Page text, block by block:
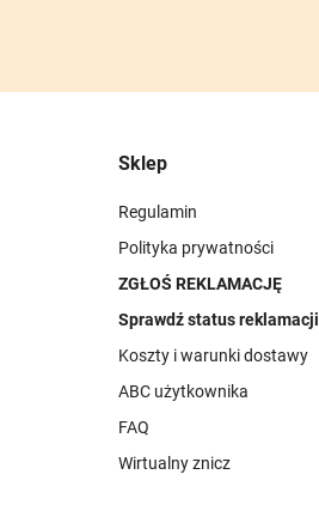
Sklep
Regulamin
Polityka prywatności
ZGŁOŚ REKLAMACJĘ
Sprawdź status reklamacji
Koszty i warunki dostawy
ABC użytkownika
FAQ
Wirtualny znicz